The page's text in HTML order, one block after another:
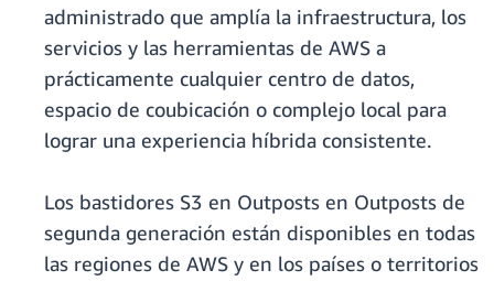
administrado que amplía la infraestructura, los
servicios y las herramientas de AWS a
prácticamente cualquier centro de datos,
espacio de coubicación o complejo local para
lograr una experiencia híbrida consistente.
Los bastidores S3 en Outposts en Outposts de
segunda generación están disponibles en todas
las regiones de AWS y en los países o territorios